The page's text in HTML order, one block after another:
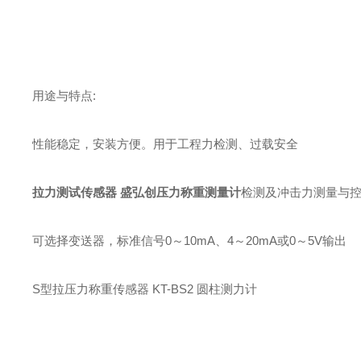
用途与特点:
性能稳定，安装方便。用于工程力检测、过载安全
拉力测试传感器 盛弘创压力称重测量计检测及冲击力测量与
可选择变送器，标准信号0～10mA、4～20mA或0～5V输出
S型拉压力称重传感器 KT-BS2 圆柱测力计